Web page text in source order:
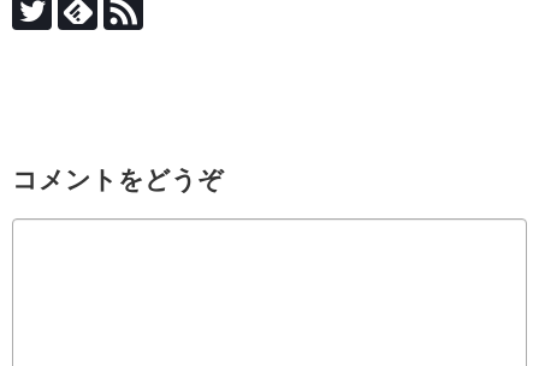
コメントをどうぞ